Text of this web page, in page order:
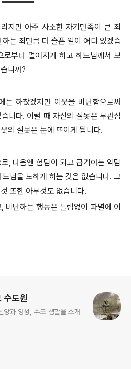
지만 아주 사소한 자기만족이 큰 죄
는 죄만큼 더 슬픈 일이 어디 있겠습
로부터 멀어지게 하고 하느님께서 보
니까?
는 하찮겠지만 이웃을 비난함으로써
니다. 이럴 때 자신의 잘못은 무관심
의 잘못은 눈에 뜨이게 됩니다.
, 다음엔 험담이 되고 급기야는 악담
님을 노하게 하는 것은 없습니다. 그
또한 아무것도 없습니다.
비난하는 행동은 틀림없이 파멸에 이
수도원
앙과 영성, 수도 생활을 소개